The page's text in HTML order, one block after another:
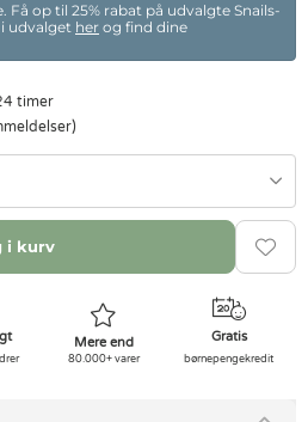
Få op til 25% rabat på udvalgte Snails-
i udvalget her og find dine
timer
i kurv
Mere end
80.000+ varer
Gratis
børnepengekredit